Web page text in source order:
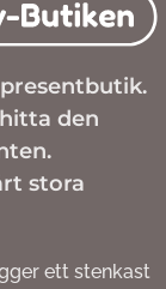
den
stora
ett stenkast